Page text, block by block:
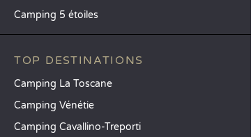
Camping 5 étoiles
TOP DESTINATIONS
Camping La Toscane
Camping Vénétie
Camping Cavallino-Treporti